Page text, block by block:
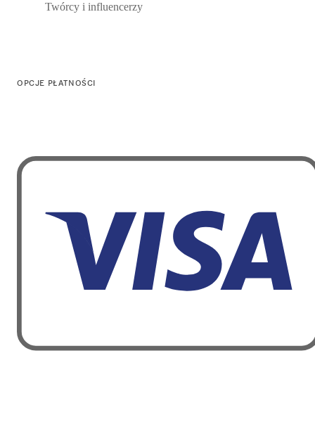
Twórcy i influencerzy
OPCJE PŁATNOŚCI